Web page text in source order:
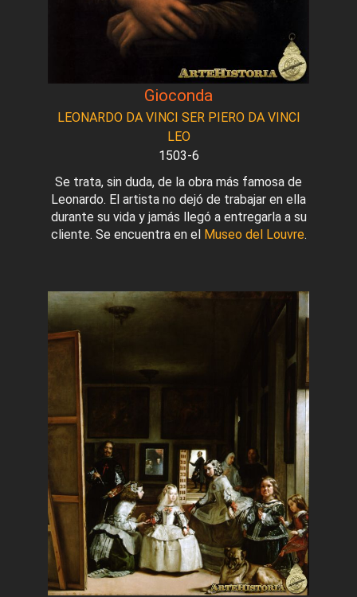
Gioconda
LEONARDO DA VINCI SER PIERO DA VINCI
LEO
1503-6
Se trata, sin duda, de la obra más famosa de
Leonardo. El artista no dejó de trabajar en ella
durante su vida y jamás llegó a entregarla a su
cliente. Se encuentra en el Museo del Louvre.